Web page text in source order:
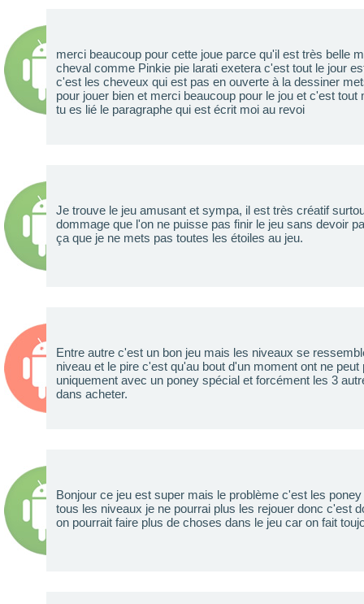
merci beaucoup pour cette joue parce qu'il est très belle
cheval comme Pinkie pie larati exetera c'est tout le jour
c'est les cheveux qui est pas en ouverte à la dessiner
pour jouer bien et merci beaucoup pour le jou et c'est
tu es lié le paragraphe qui est écrit moi au revoi
Je trouve le jeu amusant et sympa, il est très créatif
dommage que l'on ne puisse pas finir le jeu sans devoir
ça que je ne mets pas toutes les étoiles au jeu.
Entre autre c'est un bon jeu mais les niveaux se
niveau et le pire c'est qu'au bout d'un moment ont ne
uniquement avec un poney spécial et forcément les 3
dans acheter.
Bonjour ce jeu est super mais le problème c'est les
tous les niveaux je ne pourrai plus les rejouer donc c'est
on pourrait faire plus de choses dans le jeu car on fait